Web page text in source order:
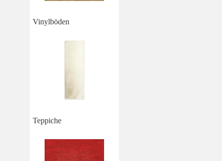
Vinylböden
Teppiche